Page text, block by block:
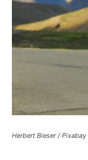
Herbert Bieser / Pixabay